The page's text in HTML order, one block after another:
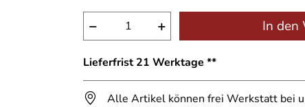
− + In den
Lieferfrist 21 Werktage **
Alle Artikel können frei Werkstatt bei